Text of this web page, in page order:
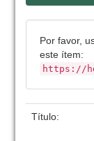
Por favor,
este ítem:
https://
Título: